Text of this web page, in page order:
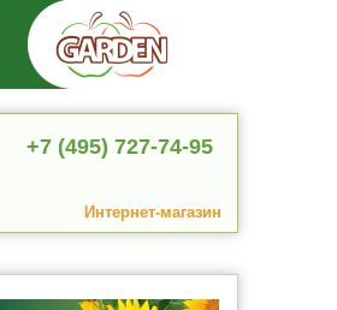
+7 (495) 727-74-95
Интернет-магазин